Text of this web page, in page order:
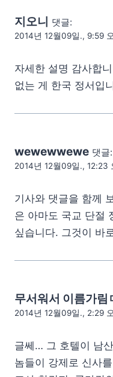
지오니 댓글:
2014년 12월09일., 9:59
자세한 설명 감사합
없는 게 한국 정서입
wewewwewe 댓글:
2014년 12월09일., 12:23
기사와 댓글을 함께
은 아마도 국교 단절
싶습니다. 그것이 바
무서워서 이름가림
2014년 12월09일., 2:29
글쎄… 그 호텔이 남
놈들이 강제로 신사